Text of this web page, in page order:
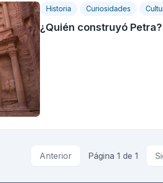
Historia Curiosidades
¿Quién construyó Petra?
Anterior Página 1 de 1